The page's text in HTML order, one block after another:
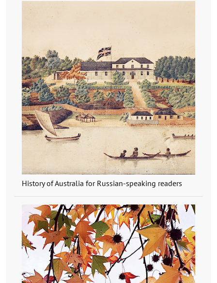
History of Australia for Russian-speaking readers